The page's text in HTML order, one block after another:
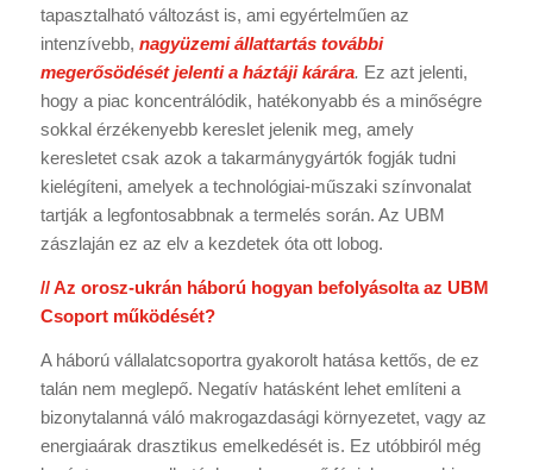
tapasztalható változást is, ami egyértelműen az
intenzívebb, nagyüzemi állattartás további
megerősödését jelenti a háztáji kárára. Ez azt jelenti,
hogy a piac koncentrálódik, hatékonyabb és a minőségre
sokkal érzékenyebb kereslet jelenik meg, amely
keresletet csak azok a takarmánygyártók fogják tudni
kielégíteni, amelyek a technológiai-műszaki színvonalat
tartják a legfontosabbnak a termelés során. Az UBM
zászlaján ez az elv a kezdetek óta ott lobog.
// Az orosz-ukrán háború hogyan befolyásolta az UBM
Csoport működését?
A háború vállalatcsoportra gyakorolt hatása kettős, de ez
talán nem meglepő. Negatív hatásként lehet említeni a
bizonytalanná váló makrogazdasági környezetet, vagy az
energiaárak drasztikus emelkedését is. Ez utóbbiról még